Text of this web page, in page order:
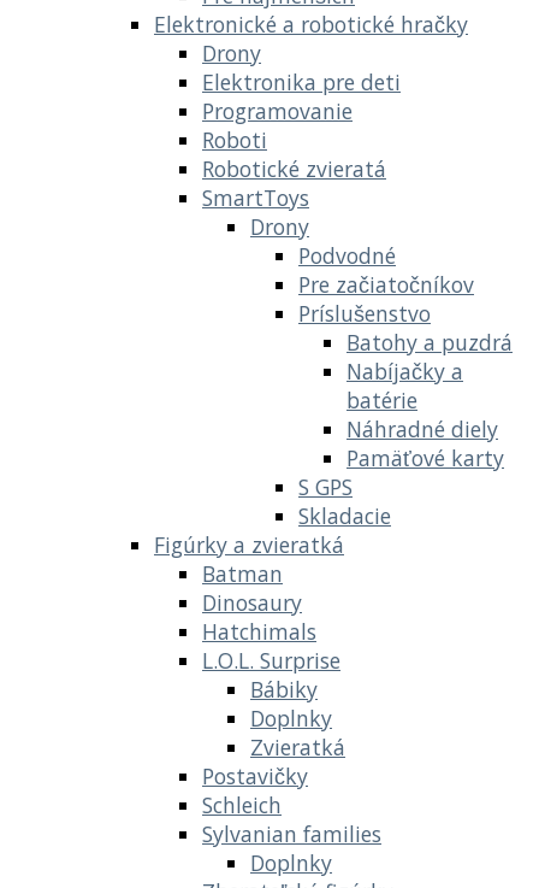
Elektronické a robotické hračky
Drony
Elektronika pre deti
Programovanie
Roboti
Robotické zvieratá
SmartToys
Drony
Podvodné
Pre začiatočníkov
Príslušenstvo
Batohy a puzdrá
Nabíjačky a
batérie
Náhradné diely
Pamäťové karty
S GPS
Skladacie
Figúrky a zvieratká
Batman
Dinosaury
Hatchimals
L.O.L. Surprise
Bábiky
Doplnky
Zvieratká
Postavičky
Schleich
Sylvanian families
Doplnky